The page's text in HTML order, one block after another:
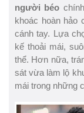
người béo
khoác hoàn hảo
cánh tay. Lựa
kế thoải mái,
thể. Hơn nữa,
sát vừa làm lộ
mái trong những